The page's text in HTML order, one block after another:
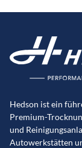
Hedson ist ein
Premium-
und
Autowerkstätten